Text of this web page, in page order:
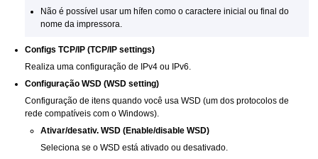
Não é possível usar um hífen como o caractere inicial ou final do
nome da impressora
Configs TCP/IP (TCP/IP settings)
Realiza uma configuração de
IPv4 ou IPv6.
Configuração WSD (WSD setting)
Configuração de itens quando você usaWSD (um dos protocolos de
rede compatíveis com oWindows).
Ativar/desativ. WSD (Enable/disable WSD)
Seleciona se o WSD está ativado ou desativado.